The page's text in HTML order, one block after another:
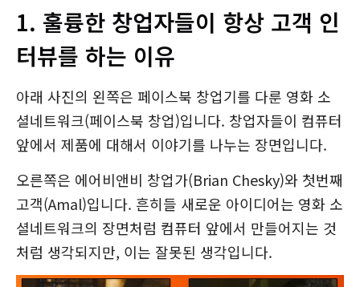
1. 훌륭한 창업자들이 항상 고객 인
터뷰를 하는 이유
아래 사진의 왼쪽은 페이스북 창업기를 다룬 영화 소
셜네트워크(페이스북 창업)입니다. 창업자들이 컴퓨터
앞에서 제품에 대해서 이야기를 나누는 장면입니다.
오른쪽은 에어비앤비 창업가(Brian Chesky)와 첫번째
고객(Amal)입니다. 흔히들 새로운 아이디어는 영화 소
셜네트워크의 장면처럼 컴퓨터 앞에서 만들어지는 것
처럼 생각되지만, 이는 잘못된 생각입니다.